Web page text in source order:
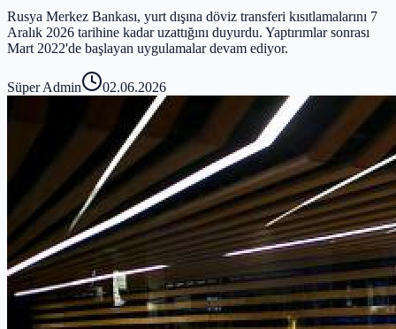
Rusya Merkez Bankası, yurt dışına döviz transferi kısıtlamalarını 7
Aralık 2026 tarihine kadar uzattığını duyurdu. Yaptırımlar sonrası
Mart 2022'de başlayan uygulamalar devam ediyor.
Süper Admin 02.06.2026